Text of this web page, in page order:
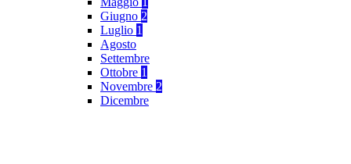
Giugno 2
Luglio 1
Agosto
Settembre
Ottobre 1
Novembre 2
Dicembre